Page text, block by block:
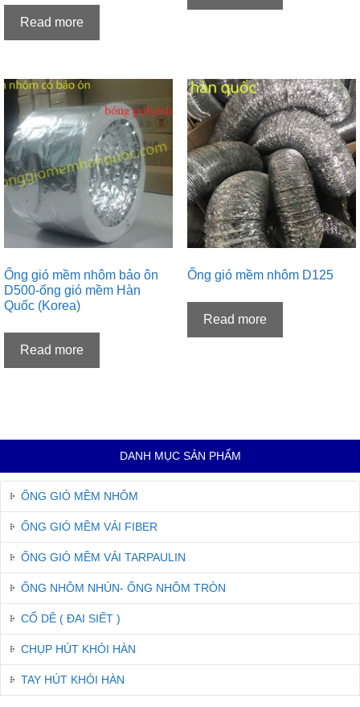
Read more
Ống gió mềm nhôm bảo ôn
D500-ống gió mềm Hàn
Quốc (Korea)
Read more
Ống gió mềm nhôm D125
Read more
DANH MỤC SẢN PHẨM
ỐNG GIÓ MỀM NHÔM
ỐNG GIÓ MỀM VẢI FIBER
ỐNG GIÓ MỀM VẢI TARPAULIN
ỐNG NHÔM NHÚN- ỐNG NHÔM TRÒN
CỔ DÊ ( ĐAI SIẾT )
CHỤP HÚT KHÓI HÀN
TAY HÚT KHÓI HÀN